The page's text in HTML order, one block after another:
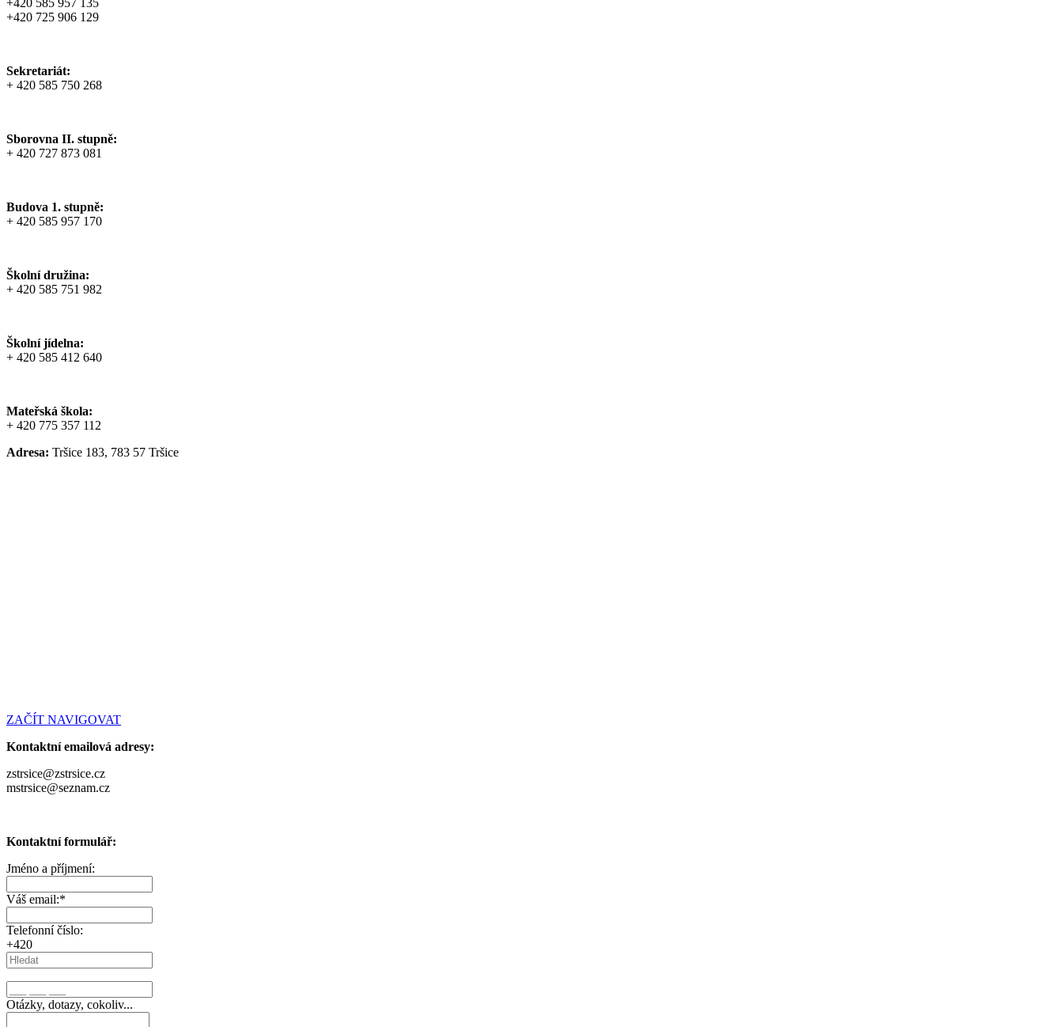
+420 585 957 135
+420 725 906 129
Sekretariát:
+ 420 585 750 268
Sborovna II. stupně:
+ 420 727 873 081
Budova 1. stupně:
+ 420 585 957 170
Školní družina:
+ 420 585 751 982
Školní jídelna:
+ 420 585 412 640
Mateřská škola:
+ 420 775 357 112
Adresa: Tršice 183, 783 57 Tršice
ZAČÍT NAVIGOVAT
Kontaktní emailová adresy:
zstrsice@zstrsice.cz
mstrsice@seznam.cz
Kontaktní formulář:
Jméno a příjmení:
Váš email:*
Telefonní číslo:
+420
Otázky, dotazy, cokoliv...